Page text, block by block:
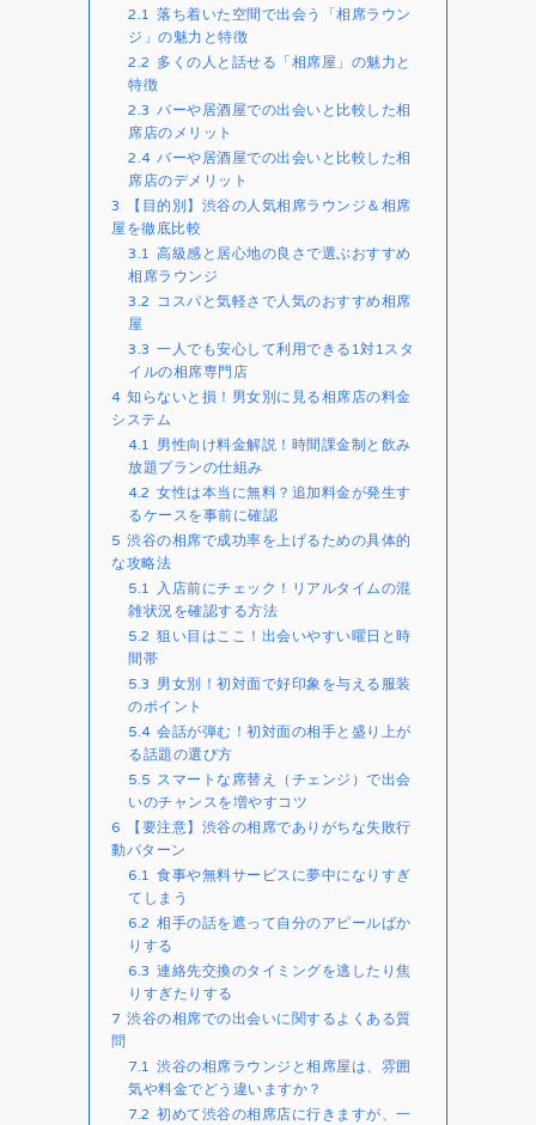
2.1 落ち着いた空間で出会う「相席ラウン
ジ」の魅力と特徴
2.2 多くの人と話せる「相席屋」の魅力と
特徴
2.3 バーや居酒屋での出会いと比較した相
席店のメリット
2.4 バーや居酒屋での出会いと比較した相
席店のデメリット
3
【目的別】渋谷の人気相席ラウンジ＆相席
屋を徹底比較
3.1 高級感と居心地の良さで選ぶおすすめ
相席ラウンジ
3.2 コスパと気軽さで人気のおすすめ相席
屋
3.3 一人でも安心して利用できる1対1スタ
イルの相席専門店
4 知らないと損！男女別に見る相席店の料金
システム
4.1 男性向け料金解説！時間課金制と飲み
放題プランの仕組み
4.2 女性は本当に無料？追加料金が発生す
るケースを事前に確認
5 渋谷の相席で成功率を上げるための具体的
な攻略法
5.1 入店前にチェック！リアルタイムの混
雑状況を確認する方法
5.2 狙い目はここ！出会いやすい曜日と時
間帯
5.3 男女別！初対面で好印象を与える服装
のポイント
5.4 会話が弾む！初対面の相手と盛り上が
る話題の選び方
5.5 スマートな席替え（チェンジ）で出会
いのチャンスを増やすコツ
6
【要注意】渋谷の相席でありがちな失敗行
動パターン
6.1 食事や無料サービスに夢中になりすぎ
てしまう
6.2 相手の話を遮って自分のアピールばか
りする
6.3 連絡先交換のタイミングを逃したり焦
りすぎたりする
7 渋谷の相席での出会いに関するよくある質
問
7.1 渋谷の相席ラウンジと相席屋は、雰囲
気や料金でどう違いますか？
7.2 初めて渋谷の相席店に行きますが、一